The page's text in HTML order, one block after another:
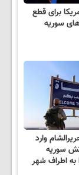
برای قطع
سوریه
وارد
سوریه
به اطراف شهر